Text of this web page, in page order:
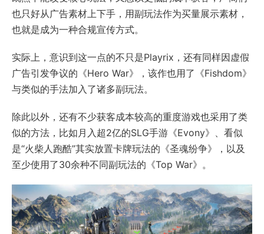
也只好从广告素材上下手，用副玩法作为买量展示素材，
也就是成为一种合规宣传方式。
实际上，意识到这一点的不只是Playrix，还有同样因虚假
广告引发争议的《Hero War》，该作也用了《Fishdom》
与类似的手法加入了诸多副玩法。
除此以外，还有不少获客成本较高的重度游戏也采用了类
似的方法，比如月入超2亿的SLG手游《Evony》、看似
是“火柴人跑酷”其实放置卡牌玩法的《圣魂纷争》，以及
至少使用了30余种不同副玩法的《Top War》。